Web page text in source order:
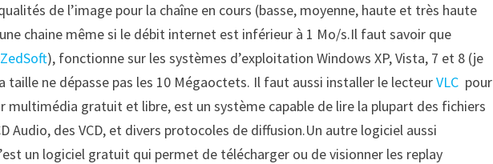
de l’image pour la chaîne en cours (basse, moyenne, haute et très haute
chaine même si le débit internet est inférieur à 1 Mo/s.Il faut savoir que
ZedSoft), fonctionne sur les systèmes d’exploitation Windows XP, Vista, 7 et 8 (je
taille ne dépasse pas les 10 Mégaoctets. Il faut aussi installer le lecteurVLC pour
multimédia gratuit et libre, est un système capable de lire la plupart des fichiers
Audio, des VCD, et divers protocoles de diffusion.Un autre logiciel aussi
un logiciel gratuit qui permet de télécharger ou de visionner les replay